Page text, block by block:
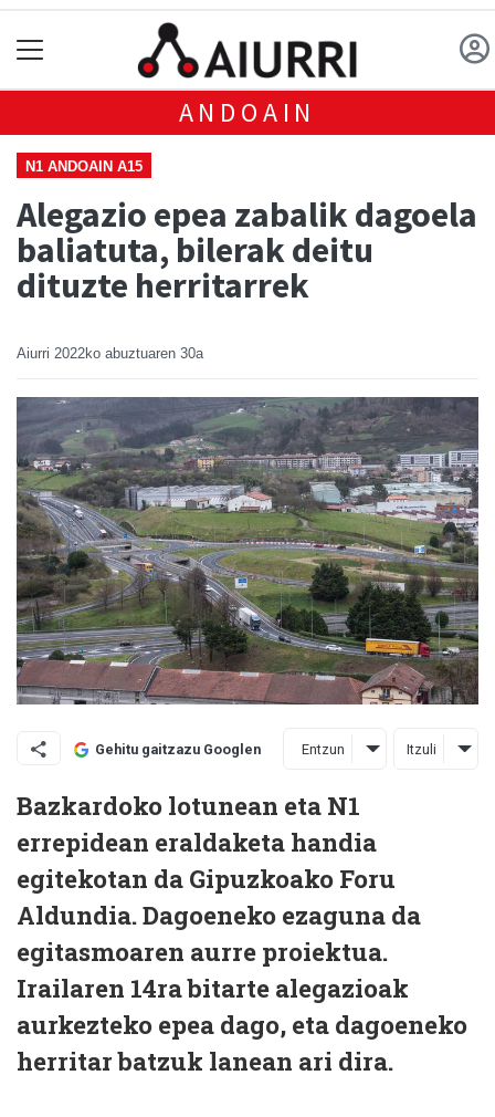
ANDOAIN
N1 ANDOAIN A15
Alegazio epea zabalik dagoela
baliatuta, bilerak deitu
dituzte herritarrek
Aiurri 2022ko abuztuaren 30a
Gehitu gaitzazu Googlen Entzun Itzuli
Bazkardoko lotunean eta N1
errepidean eraldaketa handia
egitekotan da Gipuzkoako Foru
Aldundia. Dagoeneko ezaguna da
egitasmoaren aurre proiektua.
Irailaren 14ra bitarte alegazioak
aurkezteko epea dago, eta dagoeneko
herritar batzuk lanean ari dira.